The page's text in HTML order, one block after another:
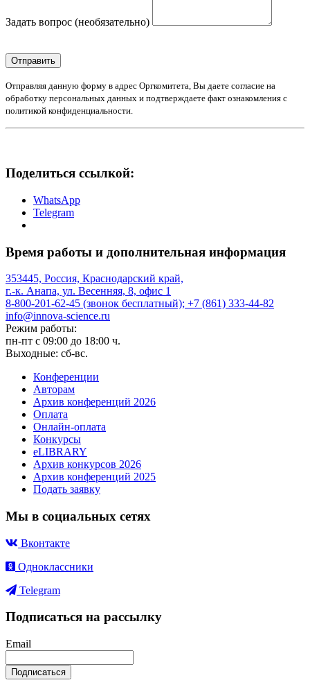
Задать вопрос (необязательно)
Отправить
Отправляя данную форму в адрес Оргкомитета, Вы даете согласие на
обработку персональных данных и подтверждаете факт ознакомления с
политикой конфиденциальности.
Поделиться ссылкой:
WhatsApp
Telegram
Время работы и дополнительная информация
353445, Россия, Краснодарский край,
г.-к. Анапа, ул. Весенняя, 8, офис 1
8-800-201-62-45 (звонок бесплатный); +7 (861) 333-44-82
info@innova-science.ru
Режим работы:
пн-пт с 09:00 до 18:00 ч.
Выходные: сб-вс.
Конференции
Авторам
Архив конференций 2026
Оплата
Онлайн-оплата
Конкурсы
eLIBRARY
Архив конкурсов 2026
Архив конференций 2025
Подать заявку
Мы в социальных сетях
Вконтакте
Одноклассники
Telegram
Подписаться на рассылку
Email
Подписаться